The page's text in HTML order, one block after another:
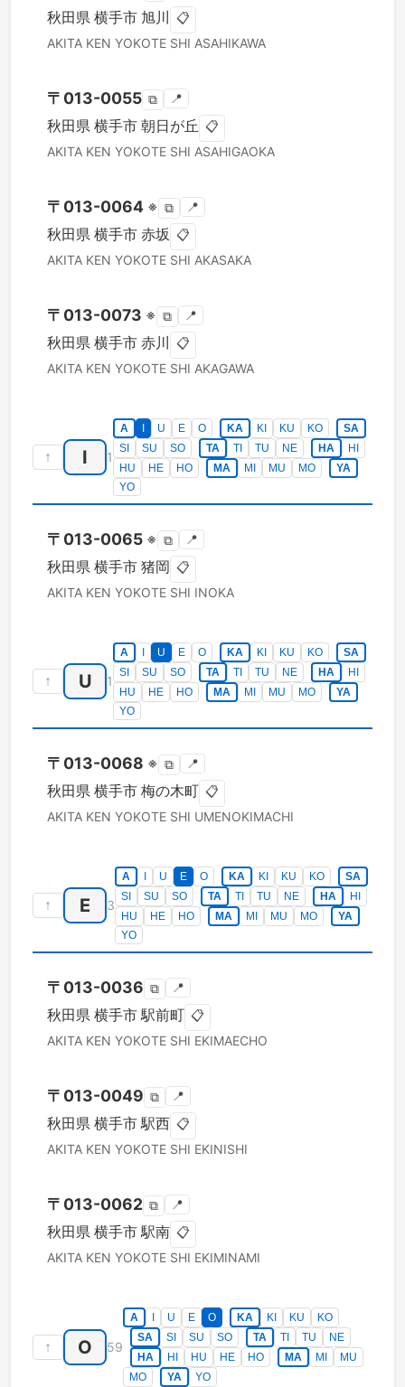
秋田県 横手市 旭川 📋
AKITA KEN YOKOTE SHI ASAHIKAWA
〒 013-0055 ⧉ 📍
秋田県 横手市 朝日が丘 📋
AKITA KEN YOKOTE SHI ASAHIGAOKA
〒 013-0064 ※ ⧉ 📍
秋田県 横手市 赤坂 📋
AKITA KEN YOKOTE SHI AKASAKA
〒 013-0073 ※ ⧉ 📍
秋田県 横手市 赤川 📋
AKITA KEN YOKOTE SHI AKAGAWA
↑ I 1
A U E O KA KI KU KO
SA
SI
SU SO TA TI TU NE HA
HI
HU
HE HO MA MI MU MO
YA
YO
〒 013-0065 ※ ⧉ 📍
秋田県 横手市 猪岡 📋
AKITA KEN YOKOTE SHI INOKA
↑ U 1
A U E O KA KI KU KO
SA
SI
SU SO TA TI TU NE HA
HI
HU
HE HO MA MI MU MO
YA
YO
〒 013-0068 ※ ⧉ 📍
秋田県 横手市 梅の木町 📋
AKITA KEN YOKOTE SHI UMENOKIMACHI
↑ E 3
A U E O KA KI KU KO
SA
SI
SU SO TA TI TU NE HA
HI
HU
HE HO MA MI MU MO
YA
YO
〒 013-0036 ⧉ 📍
秋田県 横手市 駅前町 📋
AKITA KEN YOKOTE SHI EKIMAECHO
〒 013-0049 ⧉ 📍
秋田県 横手市 駅西 📋
AKITA KEN YOKOTE SHI EKINISHI
〒 013-0062 ⧉ 📍
秋田県 横手市 駅南 📋
AKITA KEN YOKOTE SHI EKIMINAMI
↑ O 59
A U E O KA KI KU
KO
SA
SI SU SO TA TI TU
NE
HA
HI HU HE HO MA MI
MU
MO
YA YO